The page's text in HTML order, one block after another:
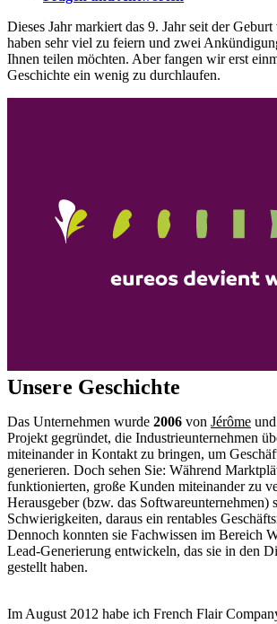
Dieses Jahr markiert das 9. Jahr seit der
haben sehr viel zu feiern und zwei
Ihnen teilen möchten. Aber fangen wir erst
Geschichte ein wenig zu durchlaufen.
Unsere Geschichte
Das Unternehmen wurde 2006 von Jérôme und
Projekt gegründet, die Industrieunternehmen
miteinander in Kontakt zu bringen, um
generieren. Doch sehen Sie: Während
funktionierten, große Kunden miteinander zu
Herausgeber (bzw. das Softwareunternehmen)
Schwierigkeiten, daraus ein rentables
Dennoch konnten sie Fachwissen im Bereich
Lead-Generierung entwickeln, das sie in den
gestellt haben.
Im August 2012 habe ich French Flair